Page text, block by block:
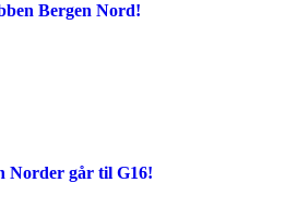
Bergen Nord!
Norder går til G16!